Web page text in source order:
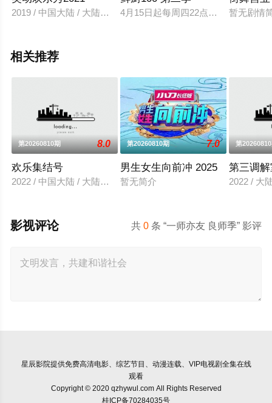
2019 / 中国大陆 / 大陆综艺 4月15日起每周四22点《鲜厨100》第
暂无剧情
相关推荐
第20260810期 8.0
欢乐集结号
2022 / 中国大陆 / 大陆综艺
第20260810期 7.0
男生女生向前冲 2025
暂无简介
第
第三调
2022 / 大
共0 条 “一师亦友 良师季” 影评
影视评论
星辰影院提供免费高清电影、综艺节目、动漫连载、VIP电视剧全集在线
观看
Copyright © 2020 qzhywul.com All Rights Reserved
桂ICP备70284035号